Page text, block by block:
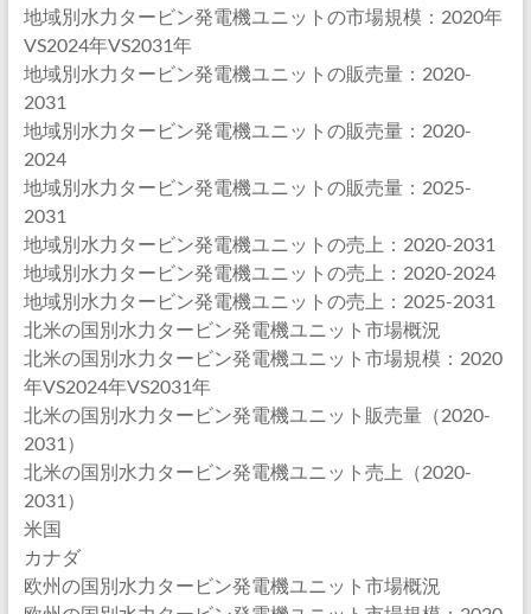
地域別水力タービン発電機ユニットの市場規模：2020年
VS2024年VS2031年
地域別水力タービン発電機ユニットの販売量：2020-
2031
地域別水力タービン発電機ユニットの販売量：2020-
2024
地域別水力タービン発電機ユニットの販売量：2025-
2031
地域別水力タービン発電機ユニットの売上：2020-2031
地域別水力タービン発電機ユニットの売上：2020-2024
地域別水力タービン発電機ユニットの売上：2025-2031
北米の国別水力タービン発電機ユニット市場概況
北米の国別水力タービン発電機ユニット市場規模：2020
年VS2024年VS2031年
北米の国別水力タービン発電機ユニット販売量（2020-
2031）
北米の国別水力タービン発電機ユニット売上（2020-
2031）
米国
カナダ
欧州の国別水力タービン発電機ユニット市場概況